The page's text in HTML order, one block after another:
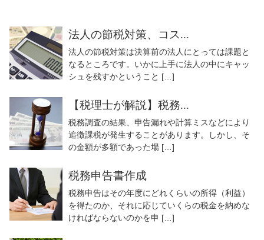
法人の節税対策、コス...
法人の節税対策は決算前の法人にとっては課題と
なるところです。いかに上手に法人の中にキャッ
シュを残すかということ […]
【税理士が解説】税務...
税務調査の結果、申告漏れや計算ミスなどにより
追徴課税が発生することがあります。しかし、そ
の金額が多額であった場 […]
税務申告書作成
税務申告はその年度にどれくらいの所得（利益）
を得たのか、それに応じていくらの税金を納めな
ければならないのかを申 […]